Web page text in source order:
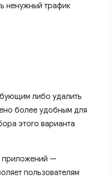
ненужный трафик
либо удалить
более удобным для
этого варианта
приложений —
пользователям